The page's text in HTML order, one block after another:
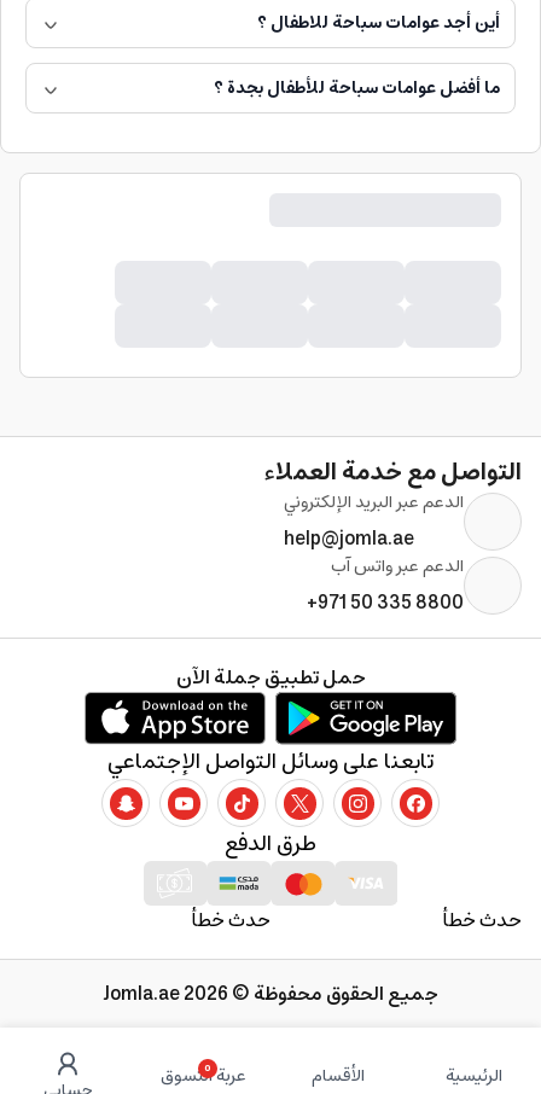
الرئيسية الأقسام 0
عربة التسوق
أين أجد عوامات سباحة للاطفال ؟
ما أفضل عوامات سباحة للأطفال بجدة ؟
التواصل مع خدمة العملاء
الدعم عبر البريد الإلكتروني
help@jomla.ae
الدعم عبر واتس آب
+971 50 335 8800
حدث خطأ حدث خطأ
طرق الدفع
تابعنا على وسائل التواصل الإجتماعي
حمل تطبيق جملة الآن
جميع الحقوق محفوظة © 2026 Jomla.ae